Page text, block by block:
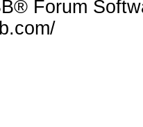
Forum